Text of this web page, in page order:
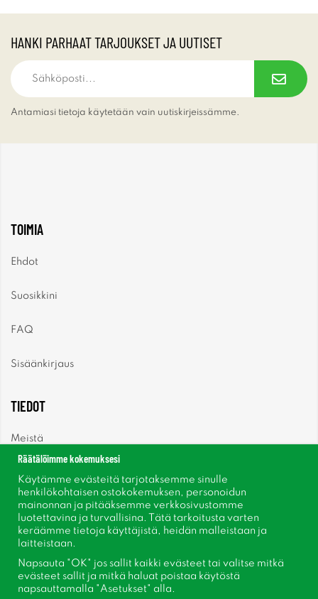
HANKI PARHAAT TARJOUKSET JA UUTISET
Antamiasi tietoja käytetään vain uutiskirjeissämme.
TOIMIA
Ehdot
Suosikkini
FAQ
Sisäänkirjaus
TIEDOT
Meistä
Uutiset
Uutiskirje
Tietoja evästeistä
Inspiraatiota
Räätälöimme kokemuksesi
Käytämme evästeitä tarjotaksemme sinulle
henkilökohtaisen ostokokemuksen, personoidun
mainonnan ja pitääksemme verkkosivustomme
luotettavina ja turvallisina. Tätä tarkoitusta varten
keräämme tietoja käyttäjistä, heidän malleistaan ​​ja
laitteistaan.
Napsauta "OK" jos sallit kaikki evästeet tai valitse mitkä
evästeet sallit ja mitkä haluat poistaa käytöstä
napsauttamalla "Asetukset" alla.